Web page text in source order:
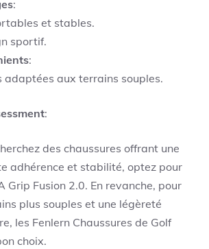
:
et stables.
sportif.
:
adaptées aux terrains souples.
:
des chaussures offrant une
adhérence et stabilité, optez pour
Grip Fusion 2.0. En revanche, pour
plus souples et une légèreté
les Fenlern Chaussures de Golf
choix.